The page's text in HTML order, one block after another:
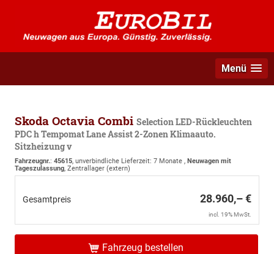
Menü
Skoda Octavia Combi Selection LED-Rückleuchten
PDC h Tempomat Lane Assist 2-Zonen Klimaauto.
Sitzheizung v
Fahrzeugnr.: 45615, unverbindliche Lieferzeit: 7 Monate , Neuwagen mit
Tageszulassung, Zentrallager (extern)
Gesamtpreis 28.960,– €
incl. 19% MwSt.
Fahrzeug bestellen